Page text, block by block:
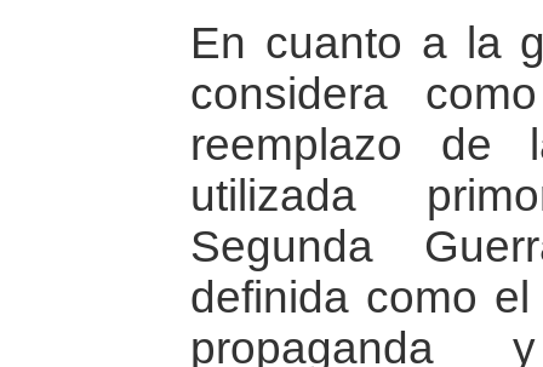
En cuanto a la
considera
reemplazo de
utilizada
Segunda
definida como
propaganda